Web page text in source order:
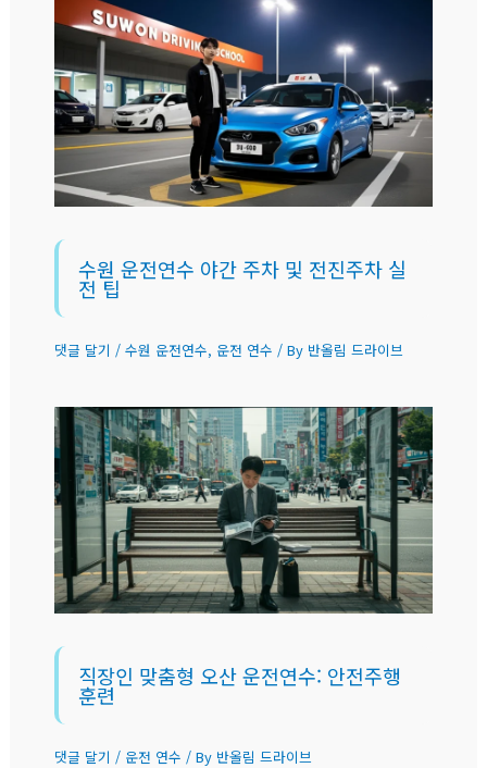
수원 운전연수 야간 주차 및 전진주차 실
전 팁
댓글 달기 / 수원 운전연수, 운전 연수 / By 반올림 드라이브
직장인 맞춤형 오산 운전연수: 안전주행
훈련
댓글 달기 / 운전 연수 / By 반올림 드라이브